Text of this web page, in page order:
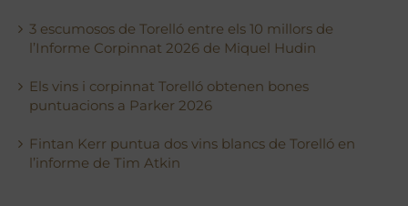
3 escumosos de Torelló entre els 10 millors de
l’Informe Corpinnat 2026 de Miquel Hudin
Els vins i corpinnat Torelló obtenen bones
puntuacions a Parker 2026
Fintan Kerr puntua dos vins blancs de Torelló en
l’informe de Tim Atkin